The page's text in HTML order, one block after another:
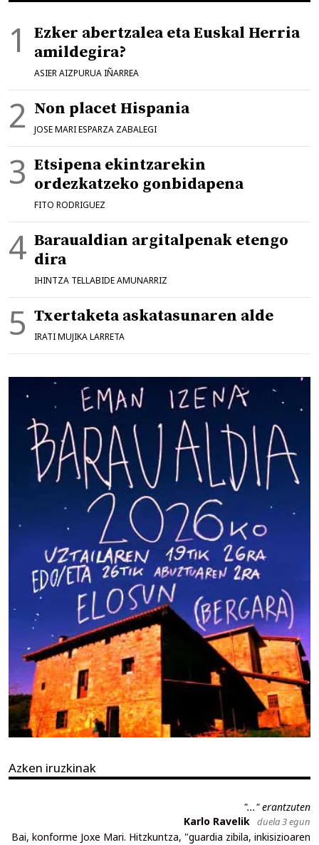
Ezker abertzalea eta Euskal Herria
amildegira?
ASIER AIZPURUA IÑARREA
Non placet Hispania
JOSE MARI ESPARZA ZABALEGI
Etsipena ekintzarekin
ordezkatzeko gonbidapena
FITO RODRIGUEZ
Baraualdian argitalpenak etengo
dira
IHINTZA TELLABIDE AMUNARRIZ
Txertaketa askatasunaren alde
IRATI MUJIKA LARRETA
Azken iruzkinak
"..." erantzuten
Karlo Ravelik duela 3 egun
Bai, konforme Joxe Mari. Hitzkuntza, "guardia zibila, inkisizioaren